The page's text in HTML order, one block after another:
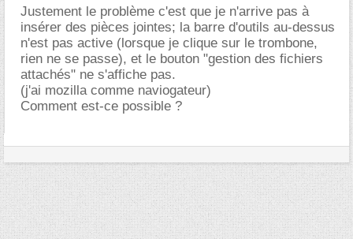
Justement le problème c'est que je n'arrive pas à
insérer des pièces jointes; la barre d'outils au-dessus
n'est pas active (lorsque je clique sur le trombone,
rien ne se passe), et le bouton "gestion des fichiers
attachés" ne s'affiche pas.
(j'ai mozilla comme naviogateur)
Comment est-ce possible ?